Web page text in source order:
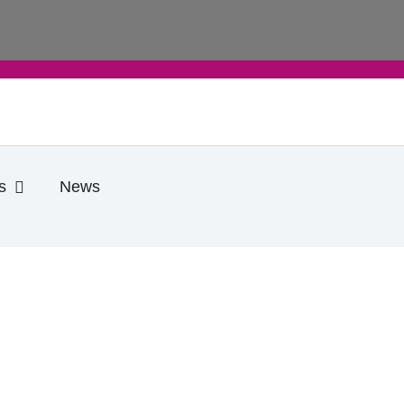
Öffne Praktische Infos
News